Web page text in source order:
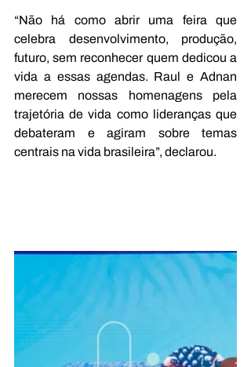
“Não há como abrir uma feira que
celebra desenvolvimento, produção,
futuro, sem reconhecer quem dedicou a
vida a essas agendas. Raul e Adnan
merecem nossas homenagens pela
trajetória de vida como lideranças que
debateram e agiram sobre temas
centrais na vida brasileira”, declarou.